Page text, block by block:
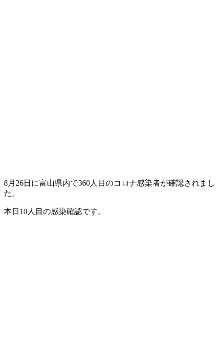
8月26日に富山県内で360人目のコロナ感染者が確認されまし
た。
本日10人目の感染確認です。